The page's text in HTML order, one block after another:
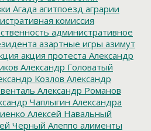
Агада агитпоезд аграрии
комиссия
административное
азартные игры азимут
акция протеста Александр
Александр Головатый
Козлов Александр
Александр Романов
Чаплыгин Александра
Алексей Навальный
Черный Алеппо алименты